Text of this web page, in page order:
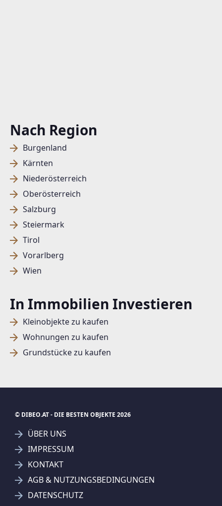
Nach Region
Burgenland
Kärnten
Niederösterreich
Oberösterreich
Salzburg
Steiermark
Tirol
Vorarlberg
Wien
In Immobilien Investieren
Kleinobjekte zu kaufen
Wohnungen zu kaufen
Grundstücke zu kaufen
SUCHAGENT ANLEGEN FÜR DIE
AKTUELLEN SUCHKRITERIEN
© DIBEO.AT - DIE BESTEN OBJEKTE 2026
ÜBER UNS
IMPRESSUM
KONTAKT
AGB & NUTZUNGSBEDINGUNGEN
DATENSCHUTZ